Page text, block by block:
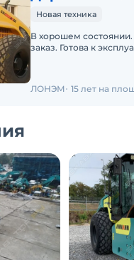
Новая техника
В хорошем
заказ. Готова к
ЛОНЭМ 15 лет на